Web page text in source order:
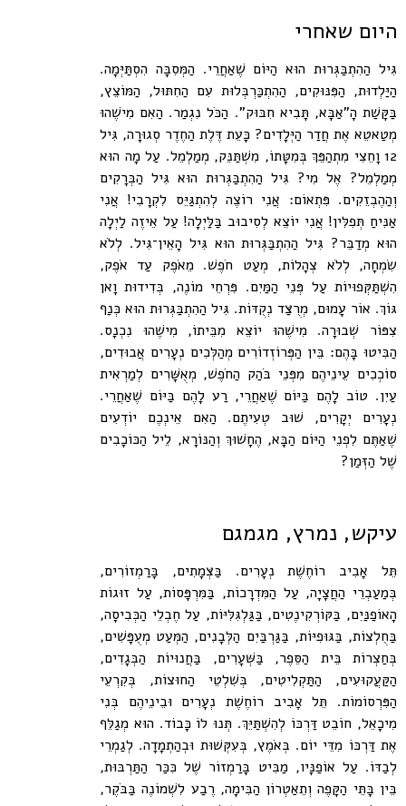
היום שאחרי
גִּיל הַהִתְבַּגְּרוּת הוּא הַיּוֹם שֶׁאַחֲרֵי. הַמְּסִבָּה הִסְתַּיְּמָה.
הַיַּלְדוּת, הַפִּנּוּקִים, הַהִתְכַּרְבְּלוּת עִם הַחִתּוּל, הַמּוֹצֵץ,
בַּקָּשַׁת הָ"אַבָּא, תָּבִיא חִבּוּק". הַכֹּל נִגְמַר. הַאִם מִישֶׁהוּ
מְטַאטֵא אֶת חֲדַר הַיְּלָדִים? כָּעֵת דֶּלֶת הַחֶדֶר סְגוּרָה, גִּיל
12 וָחֵצִי מִתְהַפֵּךְ בְּמִטָּתוֹ, מִשְׁתַּנֵּק, מְמַלְמֵל. עַל מָה הוּא
מְמַלְמֵל? אֶל מִי? גִּיל הַהִתְבַּגְּרוּת הוּא גִּיל הַבְּרָקִים
וְהַהֶבְזֵקִים. פִּתְאוֹם: אֲנִי רוֹצֶה לְהִתְגַּיֵּס לִקְרָבִי! אֲנִי
אַנִּיחַ תְּפִלִּין! אֲנִי יוֹצֵא לְסִיבוּב בַּלַּיְלָה! עַל אֵיזֶה לַיְלָה
הוּא מְדַבֵּר? גִּיל הַהִתְבַּגְּרוּת הוּא גִּיל הָאֵין־גִּיל. לְלֹא
שִׂמְחָה, לְלֹא צְהָלוֹת, מְעַט חֹפֶשׁ. מֵאֹפֶק עַד אֹפֶק,
הִשְׁתַּקְּפוּיוֹת עַל פְּנֵי הַמַּיִם. פִּרְחֵי מוֹנֶה, בְּדִידוּת וָאן
גּוֹךְ. אוֹר עָמוּם, מְרֻצַּד נְקֻדּוֹת. גִּיל הַהִתְבַּגְּרוּת הוּא כְּנַף
צִפּוֹר שְׁבוּרָה. מִישֶׁהוּ יוֹצֵא מִבֵּיתוֹ, מִישֶׁהוּ נִכְנָס.
הַבִּיטוּ בָּהֶם: בֵּין הַפְּרוֹזְדוֹרִים מְהַלְּכִים נְעָרִים אֲבוּדִים,
סוֹכְכִים עֵינֵיהֶם מִפְּנֵי בֹּהַק הַחֹפֶשׁ, מְאֻשָּׁרִים לְמַרְאִית
עַיִן. טוֹב לָהֶם בַּיּוֹם שֶׁאַחֲרֵי, רַע לָהֶם בַּיּוֹם שֶׁאַחֲרֵי.
נְעָרִים יְקָרִים, שׁוּב טְעִיתֶם. הַאִם אֵינְכֶם יוֹדְעִים
שֶׁאַתֶּם לִפְנֵי הַיּוֹם הַבָּא, הֶחָשׁוּךְ וְהַנּוֹרָא, לֵיל הַכּוֹכָבִים
שֶׁל הַזְּמַן?
עיקש, נמרץ, מגמגם
תֵּל אָבִיב רוֹחֶשֶׁת נְעָרִים. בַּצְּמָתִים, בָּרַמְזוֹרִים,
בְּמַעַבְרֵי הַחֲצָיָה, עַל הַמִּדְרָכוֹת, בַּמִּרְפָּסוֹת, עַל זוּגוֹת
הָאוֹפַנַּיִם, בַּקּוֹרְקִינֶטִים, בַּגַּלְגִּלִּיּוֹת, עַל חֶבְלֵי הַכְּבִיסָה,
בַּחֻלְצוֹת, בַּגּוּפִיּוֹת, בַּגַּרְבַּיִם הַלְּבָנִים, הַמְּעַט מְעֻפָּשִׁים,
בְּחַצְרוֹת בֵּית הַסֵּפֶר, בַּשְּׁעָרִים, בַּחֲנוּיוֹת הַבְּגָדִים,
הַקַּעֲקוּעִים, הַתַּקְלִיטִים, בְּשִׁלְטֵי הַחוּצוֹת, בְּקִרְעֵי
הַפִּרְסוֹמוֹת. תֵּל אָבִיב רוֹחֶשֶׁת נְעָרִים וּבֵינֵיהֶם בְּנִי
מִיכָאֵל, חוֹבֵט דַּרְכּוֹ לְהִשְׁתַּיֵּךְ. תְּנוּ לוֹ כָּבוֹד. הוּא מְגַלֵּף
אֶת דַּרְכּוֹ מִדֵּי יוֹם. בְּאֹמֶץ, בְּעִקְּשׁוּת וּבְהַתְמָדָה. לְגַמְרֵי
לְבַדּוֹ. עַל אוֹפַנָּיו, מַבִּיט בָּרַמְזוֹר שֶׁל כִּכַּר הַתַּרְבּוּת,
בֵּין בָּתֵּי הַקָּפֶה וְתֵאַטְרוֹן הַבִּימָה, רֶבַע לִשְׁמוֹנֶה בַּבֹּקֶר,